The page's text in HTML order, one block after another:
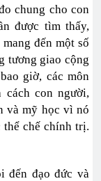
chung cho con
được tìm thấy,
đến một số
tương giao cộng
giờ, các môn
cách con người,
và mỹ học vì nó
thể chế chính trị.
đến đạo đức và